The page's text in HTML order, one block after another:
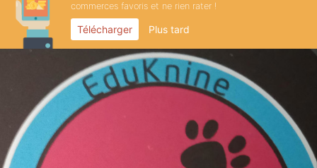
commerces favoris et ne rien rater !
Télécharger Plus tard